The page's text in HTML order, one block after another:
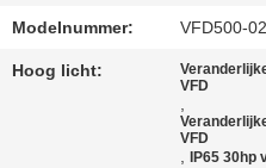
Modelnummer: VFD500-
Hoog licht:
VFD
,
VFD
, IP65 30hp